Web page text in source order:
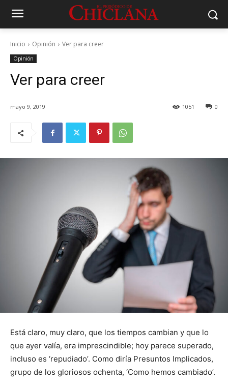
Inicio Opinión Ver para creer
Opinión
Ver para creer
mayo 9, 2019 0
1051
Está claro, muy claro, que los tiempos cambian y que lo
que ayer valía, era imprescindible; hoy parece superado,
incluso es ‘repudiado’. Como diría Presuntos Implicados,
grupo de los gloriosos ochenta, ‘Como hemos cambiado’.